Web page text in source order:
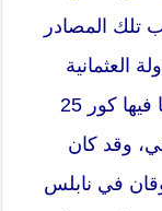
المصادر
العثمانية
وأصبح ملتزما للضرائب فيها والبالغة بما فيها كور 25
وقد كان
في نابلس